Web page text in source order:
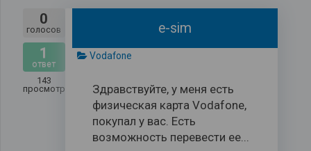
0
голосов
1
ответ
143
просмотров
e-sim
Vodafone
Здравствуйте, у меня есть
физическая карта Vodafone,
покупал у вас. Есть
возможность перевести ее...